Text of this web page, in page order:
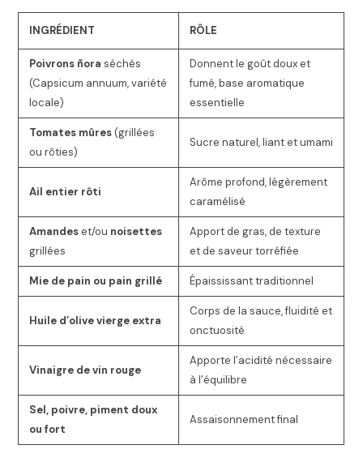
INGRÉDIENT RÔLE
Poivrons ñora séchés
(Capsicum annuum, variété
locale)
Donnent le goût doux et
fumé, base aromatique
essentielle
Tomates mûres(grillées
ou rôties)
Sucre naturel, liant et umami
Ail entier rôti
Arôme profond, légèrement
caramélisé
Amandeset/ou noisettes
grillées
Apport de gras, de texture
et de saveur torréfiée
Mie de pain ou pain grillé Épaississant traditionnel
Huile d’olive vierge extra
Corps de la sauce, fluidité et
onctuosité
Vinaigre de vin rouge
Apporte l’acidité nécessaire
à l’équilibre
Sel, poivre, piment doux
ou fort
Assaisonnement final